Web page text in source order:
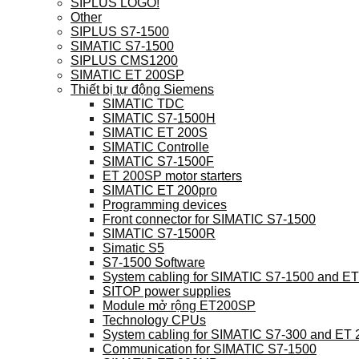
Other
SIPLUS S7-1500
SIMATIC S7-1500
SIPLUS CMS1200
SIMATIC ET 200SP
Thiết bị tự động Siemens
SIMATIC TDC
SIMATIC S7-1500H
SIMATIC ET 200S
SIMATIC Controlle
SIMATIC S7-1500F
ET 200SP motor starters
SIMATIC ET 200pro
Programming devices
Front connector for SIMATIC S7-1500
SIMATIC S7-1500R
Simatic S5
S7-1500 Software
System cabling for SIMATIC S7-1500 and
SITOP power supplies
Module mở rộng ET200SP
Technology CPUs
System cabling for SIMATIC S7-300 and ET
Communication for SIMATIC S7-1500